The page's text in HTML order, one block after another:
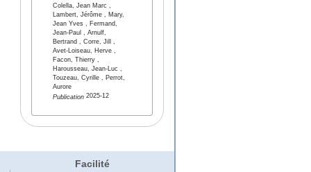
Colella, Jean Marc ,
Lambert, Jérôme , Mary,
Jean Yves , Fermand,
Jean-Paul , Arnulf,
Bertrand , Corre, Jill ,
Avet-Loiseau, Herve ,
Facon, Thierry ,
Harousseau, Jean-Luc ,
Touzeau, Cyrille , Perrot,
Aurore
Publication2025-12
Facilité